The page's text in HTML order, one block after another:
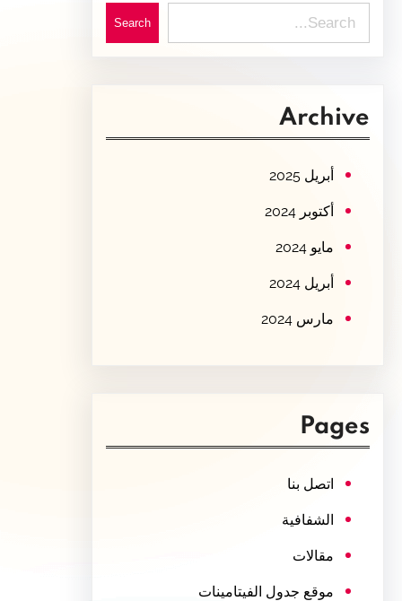
e
c
Search
Archive
أبريل 2025
أكتوبر 2024
مايو 2024
أبريل 2024
مارس 2024
Pages
اتصل بنا
الشفافية
مقالات
موقع جدول الفيتامينات